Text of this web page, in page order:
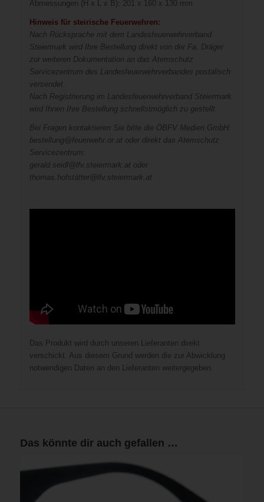
Abmessungen (H x L x B): 201 x 160 x 130 mm
Hinweis für steirische Feuerwehren:
Nach Rücksprache mit dem Landesfeuerwehrverband
Steiermark wird Ihre Bestellung direkt von der Fa. Dräger
zur weiteren Dokumentation an das Atemschutz
Servicezentrum des Landesfeuerwehrverbandes postalisch
versendet.
Nach Registrierung im Landesfeuerwehrverband Steiermark
wird Ihnen Ihre Bestellung schnellstmöglich zu gestellt.
Bei Fragen kontaktieren Sie bitte die ÖBFV Medien GmbH:
bestellung@feuerwehr.or.at oder direkt das Atemschutz
Servicezentrum:
gerald.seidl@lfv.steiermark.at oder
thomas.hofstätter@lfv.steiermark.at
Das Produkt wird durch unseren Lieferanten direkt
verschickt. Aus diesem Grund werden die zur Abwicklung
notwendigen Daten an den Lieferanten weitergegeben.
Das könnte dir auch gefallen …